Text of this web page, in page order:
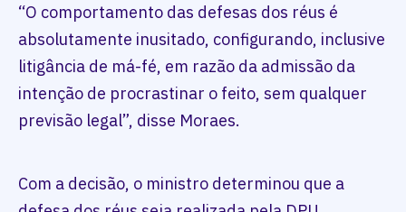
“O comportamento das defesas dos réus é
absolutamente inusitado, configurando, inclusive
litigância de má-fé, em razão da admissão da
intenção de procrastinar o feito, sem qualquer
previsão legal”, disse Moraes.
Com a decisão, o ministro determinou que a